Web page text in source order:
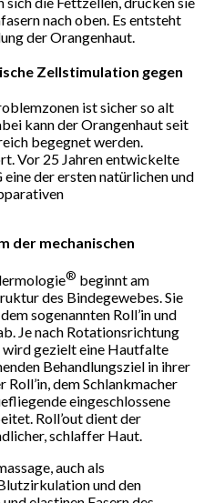
nach oben. Es entsteht
der Orangenhaut.
Zellstimulation gegen
ist sicher so alt
kann der Orangenhaut seit
begegnet werden.
Vor 25 Jahren entwickelte
der ersten natürlichen und
der mechanischen
® beginnt am
des Bindegewebes. Sie
sogenannten Roll’in und
Je nach Rotationsrichtung
gezielt eine Hautfalte
Behandlungsziel in ihrer
dem Schlankmacher
eingeschlossene
Roll’out dient der
schlaffer Haut.
auch als
und den